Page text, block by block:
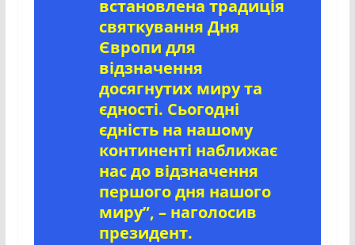
встановлена традиція
святкування Дня
Європи для
відзначення
досягнутих миру та
єдності. Сьогодні
єдність на нашому
континенті наближає
нас до відзначення
першого дня нашого
миру”, – наголосив
президент.